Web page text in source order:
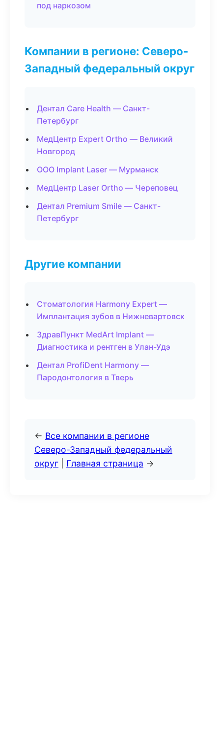
под наркозом
Компании в регионе: Северо-
Западный федеральный округ
Дентал Care Health — Санкт-
Петербург
МедЦентр Expert Ortho — Великий
Новгород
ООО Implant Laser — Мурманск
МедЦентр Laser Ortho — Череповец
Дентал Premium Smile — Санкт-
Петербург
Другие компании
Стоматология Harmony Expert —
Имплантация зубов в Нижневартовск
ЗдравПункт MedArt Implant —
Диагностика и рентген в Улан-Удэ
Дентал ProfiDent Harmony —
Пародонтология в Тверь
← Все компании в регионе
Северо-Западный федеральный
округ
Главная страница →